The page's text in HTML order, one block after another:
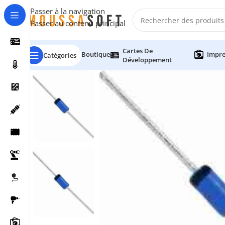
Passer à la navigation
Passer au contenu principal
Catégories Boutique
Cartes De
Développement